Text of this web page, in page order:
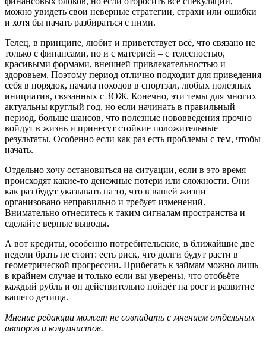
можно увидеть свои неверные стратегии, страхи или ошибки
и хотя бы начать разбираться с ними.
Телец, в принципе, любит и приветствует всё, что связано не
только с финансами, но и с материей – с телесностью,
красивыми формами, внешней привлекательностью и
здоровьем. Поэтому период отлично подходит для приведения
себя в порядок, начала походов в спортзал, любых полезных
инициатив, связанных с ЗОЖ. Конечно, эти темы для многих
актуальны круглый год, но если начинать в правильный
период, больше шансов, что полезные нововведения прочно
войдут в жизнь и принесут стойкие положительные
результаты. Особенно если как раз есть проблемы с тем, чтобы
начать.
Отдельно хочу остановиться на ситуации, если в это время
происходят какие-то денежные потери или сложности. Они
как раз будут указывать на то, что в вашей жизни
организовано неправильно и требует изменений.
Внимательно отнеситесь к таким сигналам пространства и
сделайте верные выводы.
А вот кредиты, особенно потребительские, в ближайшие две
недели брать не стоит: есть риск, что долги будут расти в
геометрической прогрессии. Прибегать к займам можно лишь
в крайнем случае и только если вы уверены, что отобьёте
каждый рубль и он действительно пойдёт на рост и развитие
вашего детища.
Мнение редакции может не совпадать с мнением отдельных
авторов и колумнистов.